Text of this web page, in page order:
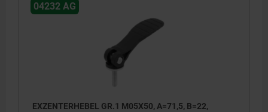
04232 AG
EXZENTERHEBEL GR.1 M05X50, A=71,5, B=22,